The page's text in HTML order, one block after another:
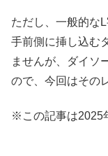
ただし、一般的な
手前側に挿し込む
ませんが、ダイソ
ので、今回はその
※この記事は2025